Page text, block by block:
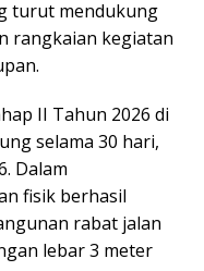
turut mendukung
rangkaian kegiatan
II Tahun 2026 di
selama 30 hari,
Dalam
fisik berhasil
rabat jalan
lebar 3 meter